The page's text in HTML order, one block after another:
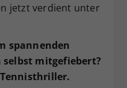
jetzt verdient unter
spannenden
mitgefiebert?